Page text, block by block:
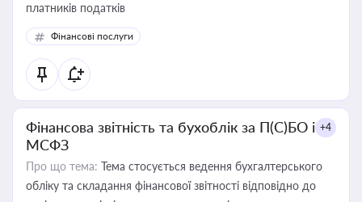
платників податків
Фінансові послуги
Фінансова звітність та бухоблік за П(С)БО і
МСФЗ
+4
Про що тема: Тема стосується ведення бухгалтерського
обліку та складання фінансової звітності відповідно до